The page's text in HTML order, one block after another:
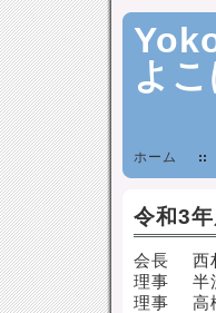
よ
ホーム
令和3
会長 西
理事 半
理事 高